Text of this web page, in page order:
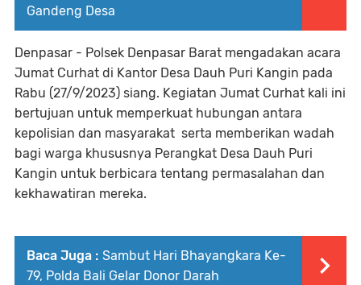
Gandeng Desa
Denpasar - Polsek Denpasar Barat mengadakan acara
Jumat Curhat di Kantor Desa Dauh Puri Kangin pada
Rabu (27/9/2023) siang. Kegiatan Jumat Curhat kali ini
bertujuan untuk memperkuat hubungan antara
kepolisian dan masyarakat serta memberikan wadah
bagi warga khususnya Perangkat Desa Dauh Puri
Kangin untuk berbicara tentang permasalahan dan
kekhawatiran mereka.
Baca Juga : Sambut Hari Bhayangkara Ke-
79, Polda Bali Gelar Donor Darah